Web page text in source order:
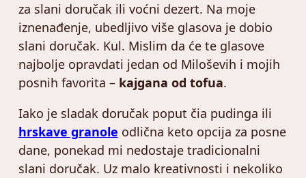
za slani doručak ili voćni dezert. Na moje
iznenađenje, ubedljivo više glasova je dobio
slani doručak. Kul. Mislim da će te glasove
najbolje opravdati jedan od Miloševih i mojih
posnih favorita – kajgana od tofua.
Iako je sladak doručak poput čia pudinga ili
hrskave granole odlična keto opcija za posne
dane, ponekad mi nedostaje tradicionalni
slani doručak. Uz malo kreativnosti i nekoliko